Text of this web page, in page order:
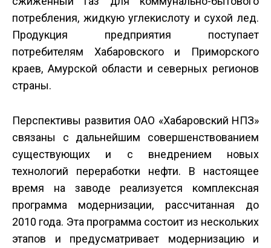
потребления, жидкую углекислоту и сухой лед.
Продукция предприятия поступает
потребителям Хабаровского и Приморского
краев, Амурской области и северных регионов
страны.
Перспективы развития ОАО «Хабаровский НПЗ»
связаны с дальнейшим совершенствованием
существующих и с внедрением новых
технологий переработки нефти. В настоящее
время на заводе реализуется комплексная
программа модернизации, рассчитанная до
2010 года. Эта программа состоит из нескольких
этапов и предусматривает модернизацию и